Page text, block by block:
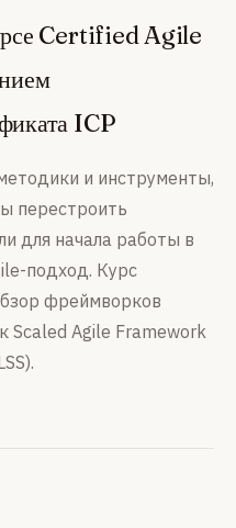
Certified Agile
ICP
и инструменты,
перестроить
для начала работы в
подход. Курс
фреймворков
Scaled Agile Framework